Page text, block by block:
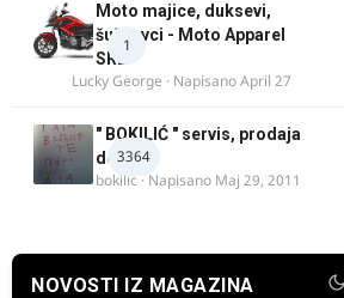
1
Moto majice, duksevi,
šuškavci - Moto Apparel
SRB
Lucky George · NapisanoApril 27
3364
" BOKILIĆ " servis, prodaja
delova
bokilic · Napisano Maj 29, 2011
NOVOSTI IZ MAGAZINA